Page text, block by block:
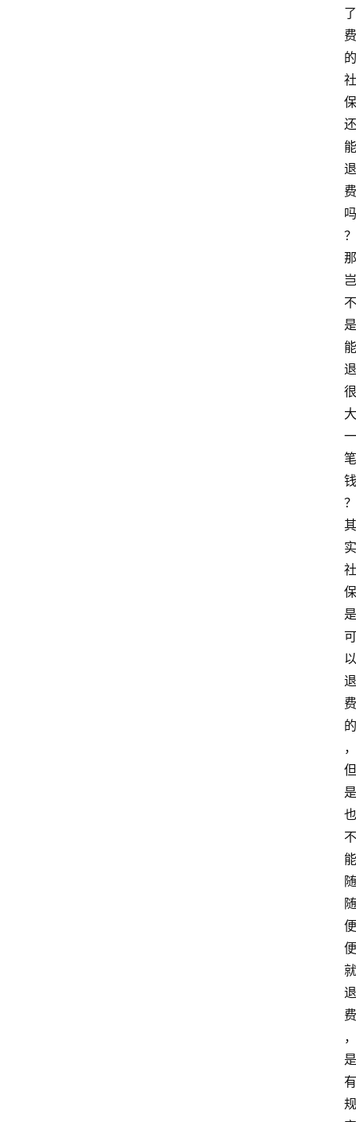
了
费
的
社
保
还
能
退
费
吗
？
那
岂
不
是
能
退
很
大
一
笔
钱
？
其
实
社
保
是
可
以
退
费
的
，
但
是
也
不
能
随
随
便
便
就
退
费
，
是
有
规